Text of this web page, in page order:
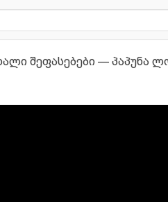
შეფასებები — პაპუნა